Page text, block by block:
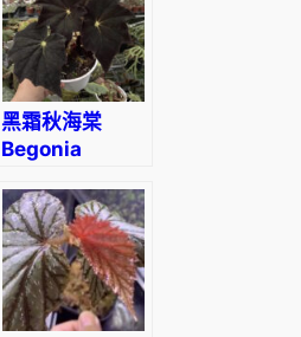
黑霜秋海棠
Begonia